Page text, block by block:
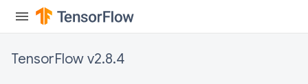
TensorFlow v2.8.4